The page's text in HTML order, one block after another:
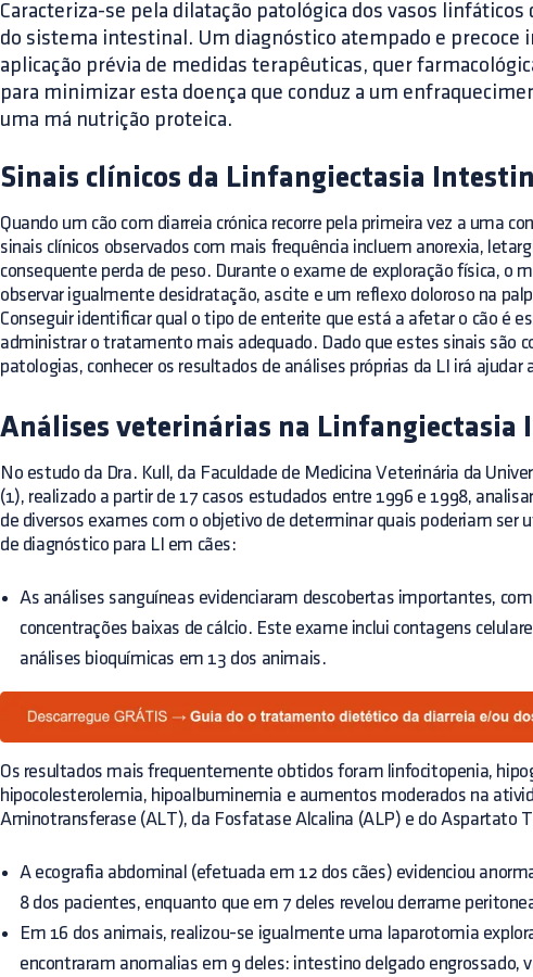
Caracteriza-se pela dilatação patológica dos vasos linfáticos
do sistema intestinal. Um diagnóstico atempado e precoce
aplicação prévia de medidas terapêuticas, quer
para minimizar esta doença que conduz a um
uma má nutrição proteica.
Sinais clínicos da Linfangiectasia
Quando um cão com diarreia crónica recorre pela primeira vez a uma
sinais clínicos observados com mais frequência incluem anorexia,
consequente perda de peso. Durante o exame de exploração física, o
observar igualmente desidratação, ascite e um reflexo doloroso na
Conseguir identificar qual o tipo de enterite que está a afetar o cão é
administrar o tratamento mais adequado. Dado que estes sinais são
patologias, conhecer os resultados de análises próprias da LI irá ajudar
Análises veterinárias na Linfangiectasia
No estudo da Dra. Kull, da Faculdade de Medicina Veterinária da
(1), realizado a partir de 17 casos estudados entre 1996 e 1998,
de diversos exames com o objetivo de determinar quais poderiam ser
de diagnóstico para LI em cães:
As análises sanguíneas evidenciaram descobertas importantes,
concentrações baixas de cálcio. Este exame inclui contagens
análises bioquímicas em 13 dos animais.
Os resultados mais frequentemente obtidos foram linfocitopenia,
hipocolesterolemia, hipoalbuminemia e aumentos moderados na
Aminotransferase (ALT), da Fosfatase Alcalina (ALP) e do Aspartato
A ecografia abdominal (efetuada em 12 dos cães) evidenciou
8 dos pacientes, enquanto que em 7 deles revelou derrame
Em 16 dos animais, realizou-se igualmente uma laparotomia
encontraram anomalias em 9 deles: intestino delgado engrossado,